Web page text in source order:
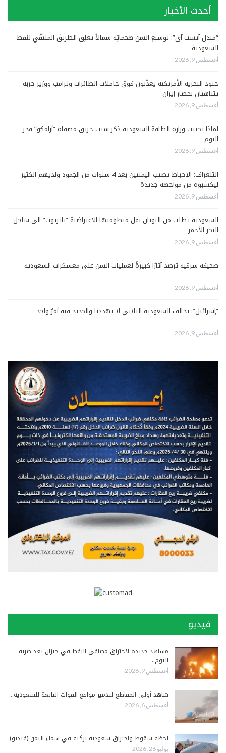
أحدث الأخبار
“ميدل آيست آي”: توسيع اليمن هجماتِه شمالاً يغلِق الطريقَ المتبقّي لنفط
السعودية
أغسطس 9, 2026
جنود البحرية الأمريكية يعذّبون فوق حاملات الطائرات وترامب ووزير حربه
يتباهيان بحصار إيران
أغسطس 9, 2026
لماذا تجنبت وزارة الطاقة السعودية ذكر سبب حريق مصفاة “أرامكو” فجر
اليوم
أغسطس 9, 2026
التلغراف: الإحباط يصيب اليمنيين بعد 4 سنوات من الجمود ولديهم الكثير
ليكسبوه من مواجهة جديدة
أغسطس 9, 2026
السعودية تطلب من اليونان نقل منظومتها الاعتراضية “باتريوت” الى ساحل
البحر الأحمر
أغسطس 9, 2026
صحيفة شرقية ترصد آثارًا كبيرةً لعمليات اليمن على معسكرات السعودية
أغسطس 9, 2026
“إسرائيل”: تحالف السعودية الثلاثي لا يهددنا والجديد فيه أمرٌ واحد
أغسطس 9, 2026
فيديو
مشاهد جديدة لاحتراق مصافي النفط في جيزان بعد ضربة
اليوم…
أغسطس 9, 2026
شاهد أولى المقاطع لتدمير مواقع القوات التابعة للسعودية…
أغسطس 6, 2026
لحظة سقوط واحتراق سعودية تركية في سماء اليمن (فيديو)
يوليو 26, 2026